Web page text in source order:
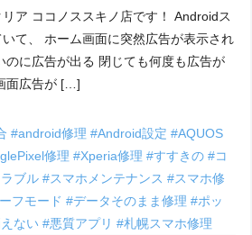
ア ココノススキノ店です！ Androidス
て、 ホーム画面に突然広告が表示され
のに広告が出る 閉じても何度も広告が
面広告が […]
#android修理#Android設定#AQUOS
修理#Xperia修理#すすきの#コ
ラブル#スマホメンテナンス#スマホ修
フモード#データそのまま修理#ポッ
えない#悪質アプリ#札幌スマホ修理